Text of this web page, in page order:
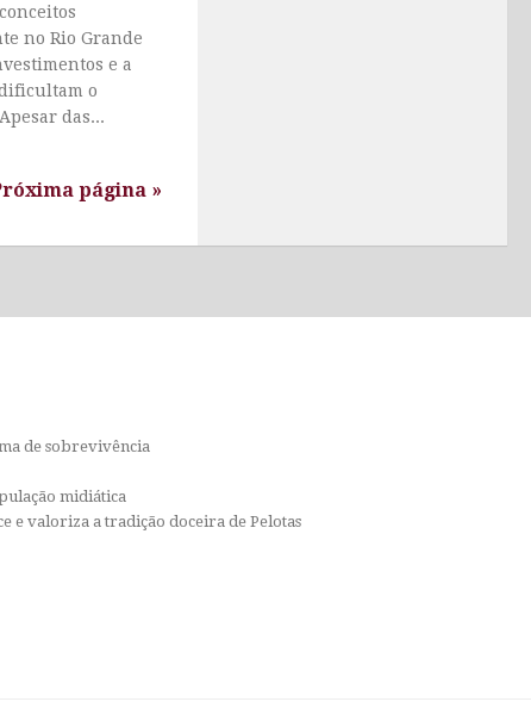
no Rio Grande
e a
o
das...
página »
de sobrevivência
midiática
e valoriza a tradição doceira de Pelotas